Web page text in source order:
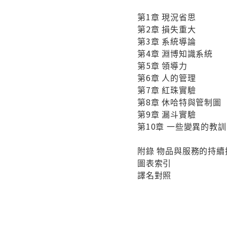
第1章 現況省思
第2章 損失重大
第3章 系統導論
第4章 淵博知識系統
第5章 領導力
第6章 人的管理
第7章 紅珠實驗
第8章 休哈特與管制圖
第9章 漏斗實驗
第10章 一些變異的教訓
附錄 物品與服務的持
圖表索引
譯名對照